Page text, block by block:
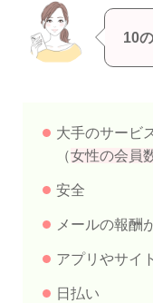
10
大手のサービ
（女性の会員
安全
メールの報酬
アプリやサイ
日払い